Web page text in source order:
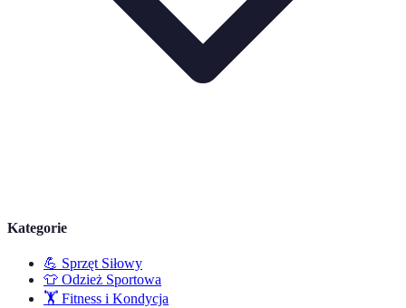
Kategorie
💪 Sprzęt Siłowy
👕 Odzież Sportowa
🏋️ Fitness i Kondycja